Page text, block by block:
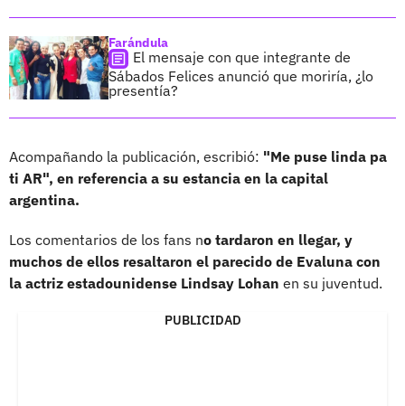
Farándula
El mensaje con que integrante de
Sábados Felices anunció que moriría, ¿lo
presentía?
Acompañando la publicación, escribió: "Me puse linda pa
ti AR", en referencia a su estancia en la capital
argentina.
Los comentarios de los fans no tardaron en llegar, y
muchos de ellos resaltaron el parecido de Evaluna con
la actriz estadounidense Lindsay Lohan en su juventud.
PUBLICIDAD